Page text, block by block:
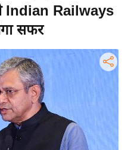
Indian Railways
सफर